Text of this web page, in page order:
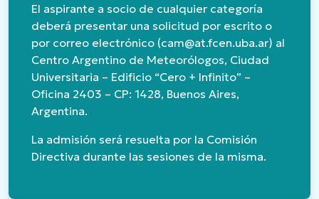
El aspirante a socio de cualquier categoría
deberá presentar una solicitud por escrito o
por correo electrónico (cam@at.fcen.uba.ar) al
Centro Argentino de Meteorólogos, Ciudad
Universitaria – Edificio “Cero + Infinito” –
Oficina 2403 – CP: 1428, Buenos Aires,
Argentina.
La admisión será resuelta por la Comisión
Directiva durante las sesiones de la misma.